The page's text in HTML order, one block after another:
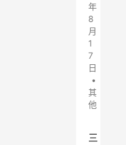
年
8
月
1
7
日
•
其
他
三